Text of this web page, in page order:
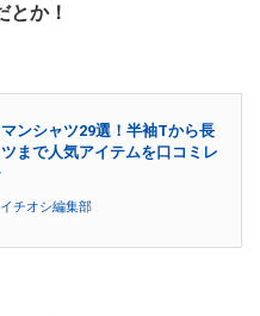
とか！
ンシャツ29選！半袖Tから長
まで人気アイテムを口コミレ
イチオシ編集部